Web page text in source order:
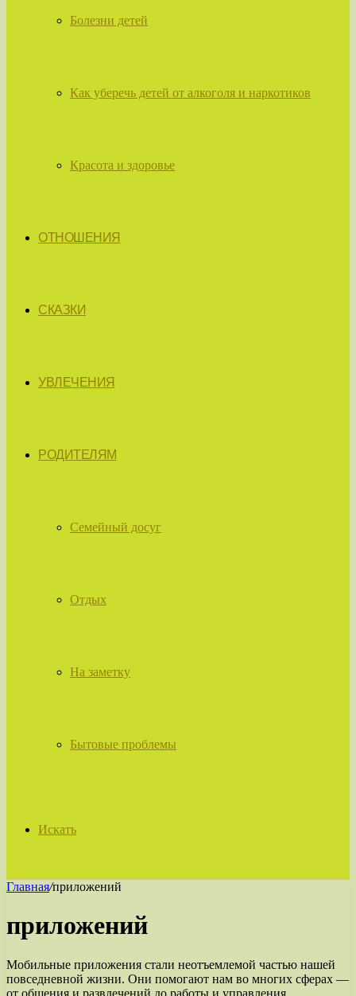
Болезни детей
Как уберечь детей от алкоголя и наркотиков
Красота и здоровье
ОТНОШЕНИЯ
СКАЗКИ
УВЛЕЧЕНИЯ
РОДИТЕЛЯМ
Семейный досуг
Отдых
На заметку
Бытовые проблемы
Искать
Главная/приложений
приложений
Мобильные приложения стали неотъемлемой частью нашей
повседневной жизни. Они помогают нам во многих сферах —
от общения и развлечений до работы и управления